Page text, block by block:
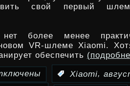
свой первый шлем
более менее
VR-шлеме Xiaomi.
обеспечить
Xiaomi,